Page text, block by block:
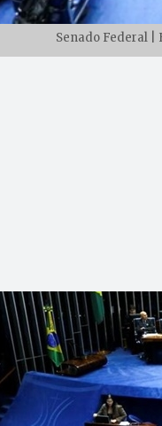
Senado Federal |